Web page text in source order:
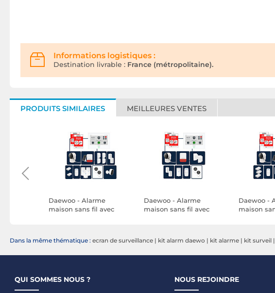
Informations logistiques :
Destination livrable : France (métropolitaine).
PRODUITS SIMILAIRES MEILLEURES VENTES
Daewoo - Alarme
maison sans fil avec
et 15 accessoires - Sans
Daewoo - Alarme
maison sans fil avec
abonnement -
Daewoo -
maison
et 17
Dans la même thématique : ecran de surveillance | kit alarm daewo | kit alarme | kit surveil |
QUI SOMMES NOUS ? NOUS REJOINDRE